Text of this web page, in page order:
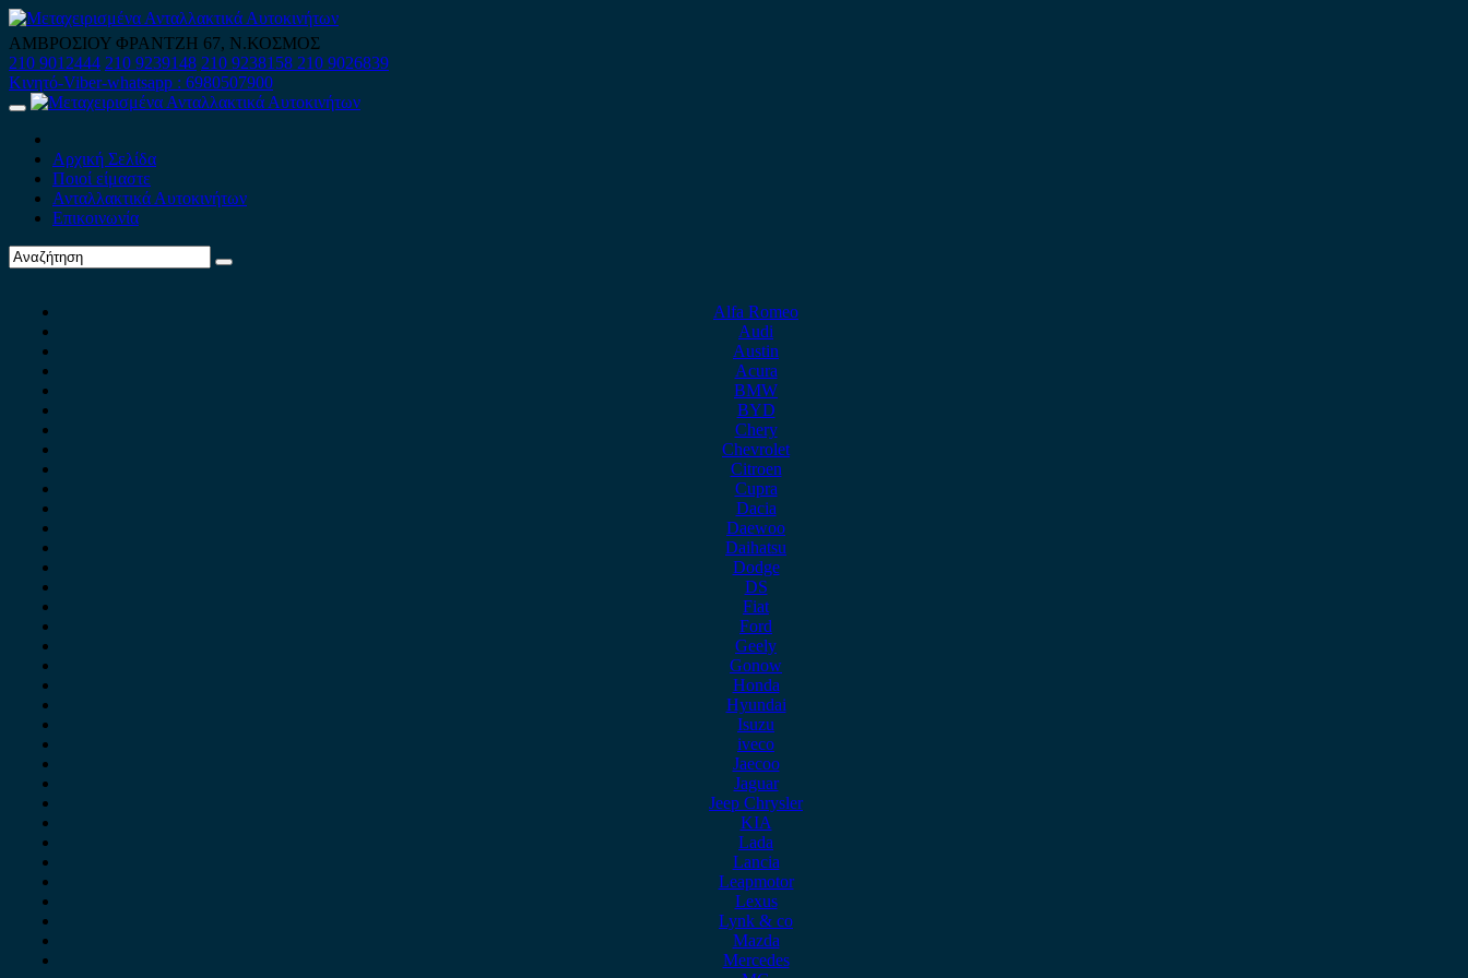
Skip
to
content
ΑΜΒΡΟΣΙΟΥ ΦΡΑΝΤΖΗ 67, Ν.ΚΟΣΜΟΣ
210 9012444 210 9239148 210 9238158 210 9026839
Κινητό-Viber-whatsapp : 6980507900
Primary
Αρχική Σελίδα
Ποιοί είμαστε
Ανταλλακτικά Αυτοκινήτων
Επικοινωνία
Alfa Romeo
Audi
Austin
Acura
BMW
BYD
Chery
Chevrolet
Citroen
Cupra
Dacia
Daewoo
Daihatsu
Dodge
DS
Fiat
Ford
Geely
Gonow
Honda
Hyundai
Isuzu
iveco
Jaecoo
Jaguar
Jeep Chrysler
KIA
Lada
Lancia
Leapmotor
Lexus
Lynk & co
Mazda
Mercedes